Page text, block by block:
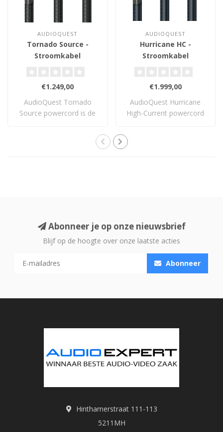
AUDIOQUEST
Tornado Source -
Stroomkabel
€1.249,00
AudioQuest Tornado
Source powercord is de
AUDIOQUEST
Hurricane HC -
Stroomkabel
€1.999,00
AudioQuest Hurricane
High-Current powercord
Abonneer je op onze nieuwsbrief
Blijf op de hoogte over onze laatste acties
Abonneer
Hinthamerstraat 111-113
5211MH